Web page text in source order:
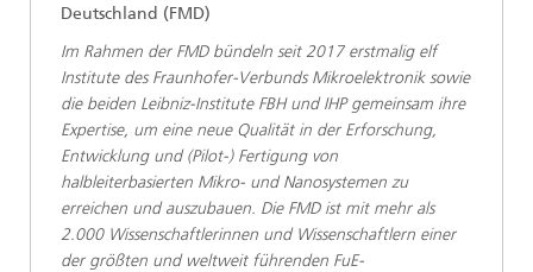
Deutschland (FMD)
Im Rahmen der FMD bündeln seit 2017 erstmalig elf
Institute des Fraunhofer-Verbunds Mikroelektronik sowie
die beiden Leibniz-Institute FBH und IHP gemeinsam ihre
Expertise, um eine neue Qualität in der Erforschung,
Entwicklung und (Pilot-) Fertigung von
halbleiterbasierten Mikro- und Nanosystemen zu
erreichen und auszubauen. Die FMD ist mit mehr als
2.000 Wissenschaftlerinnen und Wissenschaftlern einer
der größten und weltweit führenden FuE-